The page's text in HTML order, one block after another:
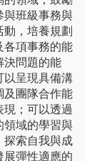
與班級事務與
動，培養規劃
各項事務的能
決問題的能
以呈現具備溝
及團隊合作能
現；可以透過
領域的學習與
探索自我與成
展彈性適應的